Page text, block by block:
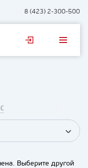
8 (423) 2-300-500
Выберите другой